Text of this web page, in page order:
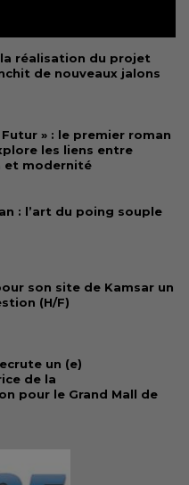
réalisation du projet
de nouveaux jalons
Futur » : le premier roman
les liens entre
et modernité
: l’art du poing souple
son site de Kamsar un
(H/F)
un (e)
de la
pour le Grand Mall de